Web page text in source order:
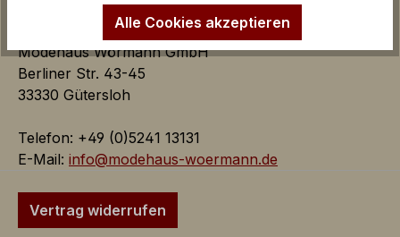
Modehaus Wörmann GmbH
Berliner Str. 43-45
33330 Gütersloh
Telefon: +49 (0)5241 13131
E-Mail: info@modehaus-woermann.de
Vertrag widerrufen
Google AdSense:
Das Cookie wird von Google
Werbungseffizienz auf der
Webseite verwendet.
Google Ads:
Das Google Conversion Tracking
Alle Cookies akzeptieren